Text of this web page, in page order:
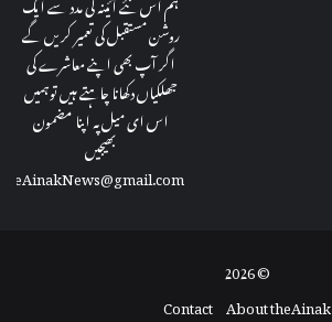
روشن مستقبل کی تعمیر کریں گے
اگر آپ بھی اپنے معاشرے کی
جھلکیاں دکھانا چاہتے ہیں توہمیں
اس ای میل پہ اپنا مضمون
بھیجیں
theAinakNews@gmail.com
© 2026
About theAinak
Contact